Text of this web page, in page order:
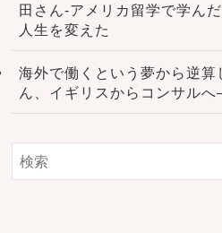
田さん-アメリカ留学で学ん
人生を変えた
海外で働くという夢から逆
ん、イギリスからコンサル